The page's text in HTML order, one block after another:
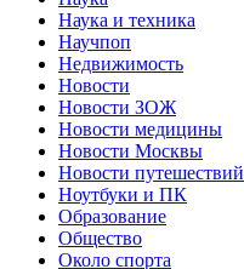
Наука и техника
Научпоп
Недвижимость
Новости
Новости ЗОЖ
Новости медицины
Новости Москвы
Новости путешествий
Ноутбуки и ПК
Образование
Общество
Около спорта